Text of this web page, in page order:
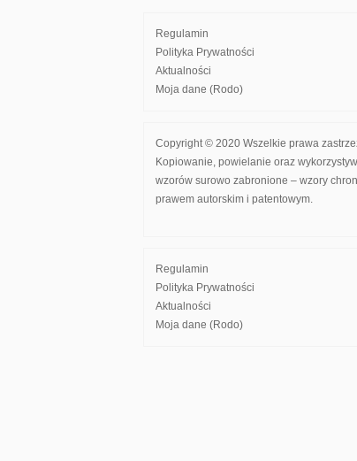
Regulamin
Polityka Prywatności
Aktualności
Moja dane (Rodo)
Copyright © 2020 Wszelkie prawa
Kopiowanie, powielanie oraz
wzorów surowo zabronione – wzory
prawem autorskim i patentowym.
Regulamin
Polityka Prywatności
Aktualności
Moja dane (Rodo)